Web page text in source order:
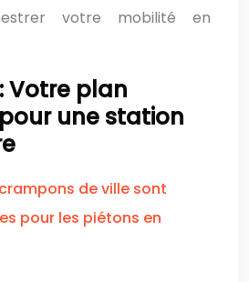
votre mobilité en
Votre plan
une station
de ville sont
pour les piétons en